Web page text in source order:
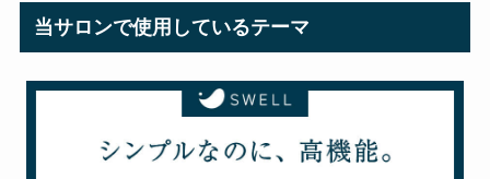
当サロンで使用しているテーマ